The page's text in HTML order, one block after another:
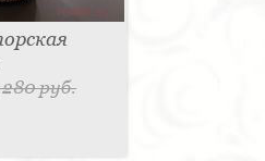
280 руб.